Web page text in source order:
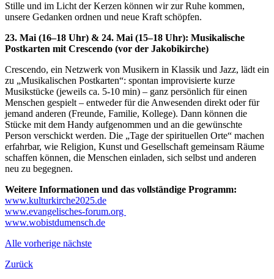
Stille und im Licht der Kerzen können wir zur Ruhe kommen,
unsere Gedanken ordnen und neue Kraft schöpfen.
23. Mai (16–18 Uhr) & 24. Mai (15–18 Uhr): Musikalische
Postkarten mit Crescendo (vor der Jakobikirche)
Crescendo, ein Netzwerk von Musikern in Klassik und Jazz, lädt ein
zu „Musikalischen Postkarten“: spontan improvisierte kurze
Musikstücke (jeweils ca. 5-10 min) – ganz persönlich für einen
Menschen gespielt – entweder für die Anwesenden direkt oder für
jemand anderen (Freunde, Familie, Kollege). Dann können die
Stücke mit dem Handy aufgenommen und an die gewünschte
Person verschickt werden. Die „Tage der spirituellen Orte“ machen
erfahrbar, wie Religion, Kunst und Gesellschaft gemeinsam Räume
schaffen können, die Menschen einladen, sich selbst und anderen
neu zu begegnen.
Weitere Informationen und das vollständige Programm:
www.kulturkirche2025.de
www.evangelisches-forum.org
www.wobistdumensch.de
Alle vorherige nächste
Zurück